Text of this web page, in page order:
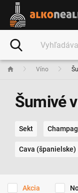
Víno
Šumivé
Sekt
Cava (španielske)
Akcia